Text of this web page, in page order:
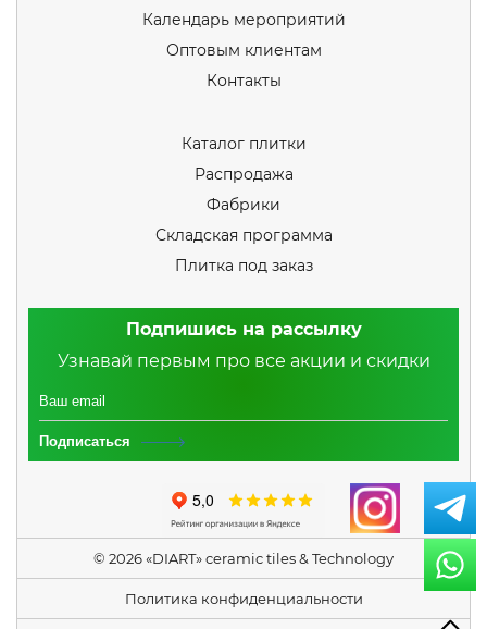
Календарь мероприятий
Оптовым клиентам
Контакты
Каталог плитки
Распродажа
Фабрики
Складская программа
Плитка под заказ
Подпишись на рассылку
Узнавай первым про все акции и скидки
Подписаться
© 2026 «DIART» ceramic tiles & Technology
Политика конфиденциальности